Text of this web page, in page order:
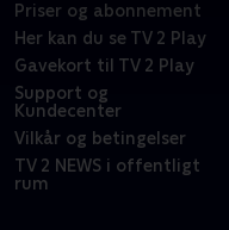
Priser og abonnement
Her kan du se TV 2 Play
Gavekort til TV 2 Play
Support og
Kundecenter
Vilkår og betingelser
TV 2 NEWS i offentligt
rum